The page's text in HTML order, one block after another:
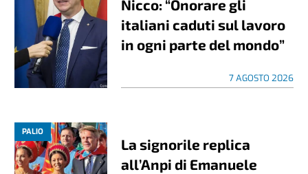
Nicco: “Onorare gli
italiani caduti sul lavoro
in ogni parte del mondo”
7 AGOSTO 2026
PALIO
La signorile replica
all’Anpi di Emanuele